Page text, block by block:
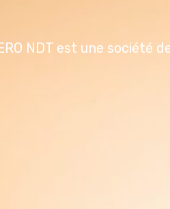
NDT est une société